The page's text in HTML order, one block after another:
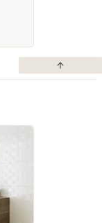
arrow_upward